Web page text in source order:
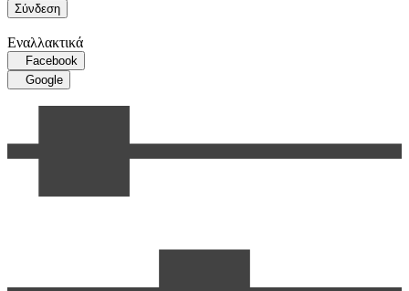
Σύνδεση
Εναλλακτικά
Facebook
Google